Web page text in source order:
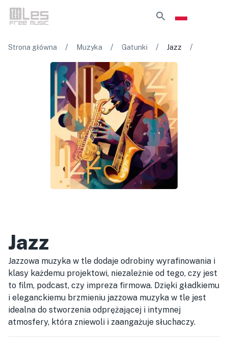
Strona główna / Muzyka / Gatunki / Jazz /
Jazz
Jazzowa muzyka w tle dodaje odrobiny wyrafinowania i
klasy każdemu projektowi, niezależnie od tego, czy jest
to film, podcast, czy impreza firmowa. Dzięki gładkiemu
i eleganckiemu brzmieniu jazzowa muzyka w tle jest
idealna do stworzenia odprężającej i intymnej
atmosfery, która zniewoli i zaangażuje słuchaczy.